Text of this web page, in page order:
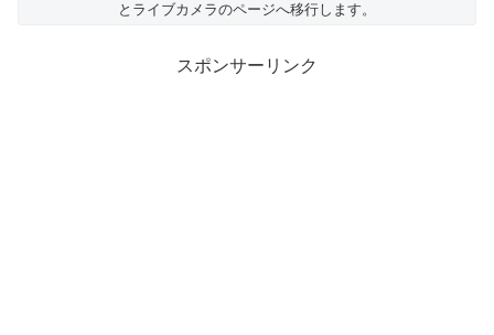
とライブカメラのページへ移行します。
スポンサーリンク